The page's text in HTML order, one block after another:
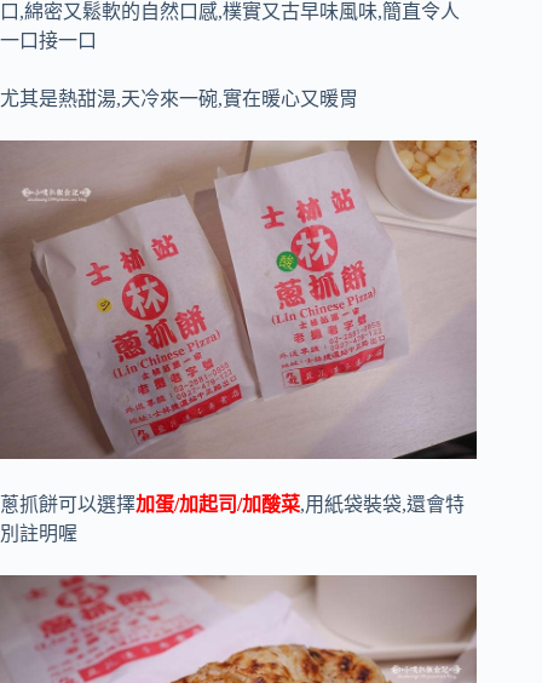
口,綿密又鬆軟的自然口感,樸實又古早味風味,簡直令人
一口接一口
尤其是熱甜湯,天冷來一碗,實在暖心又暖胃
蔥抓餅可以選擇加蛋/加起司/加酸菜,用紙袋裝袋,還會特
別註明喔